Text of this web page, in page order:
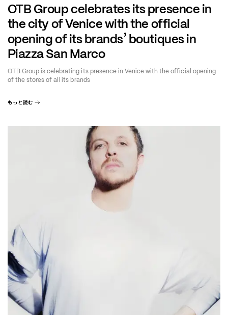
OTB Group celebrates its presence in
the city of Venice with the official
opening of its brands’boutiques in
Piazza San Marco
OTB Group is celebrating its presence in Venice with the official opening
of the stores of all its brands
もっと読む